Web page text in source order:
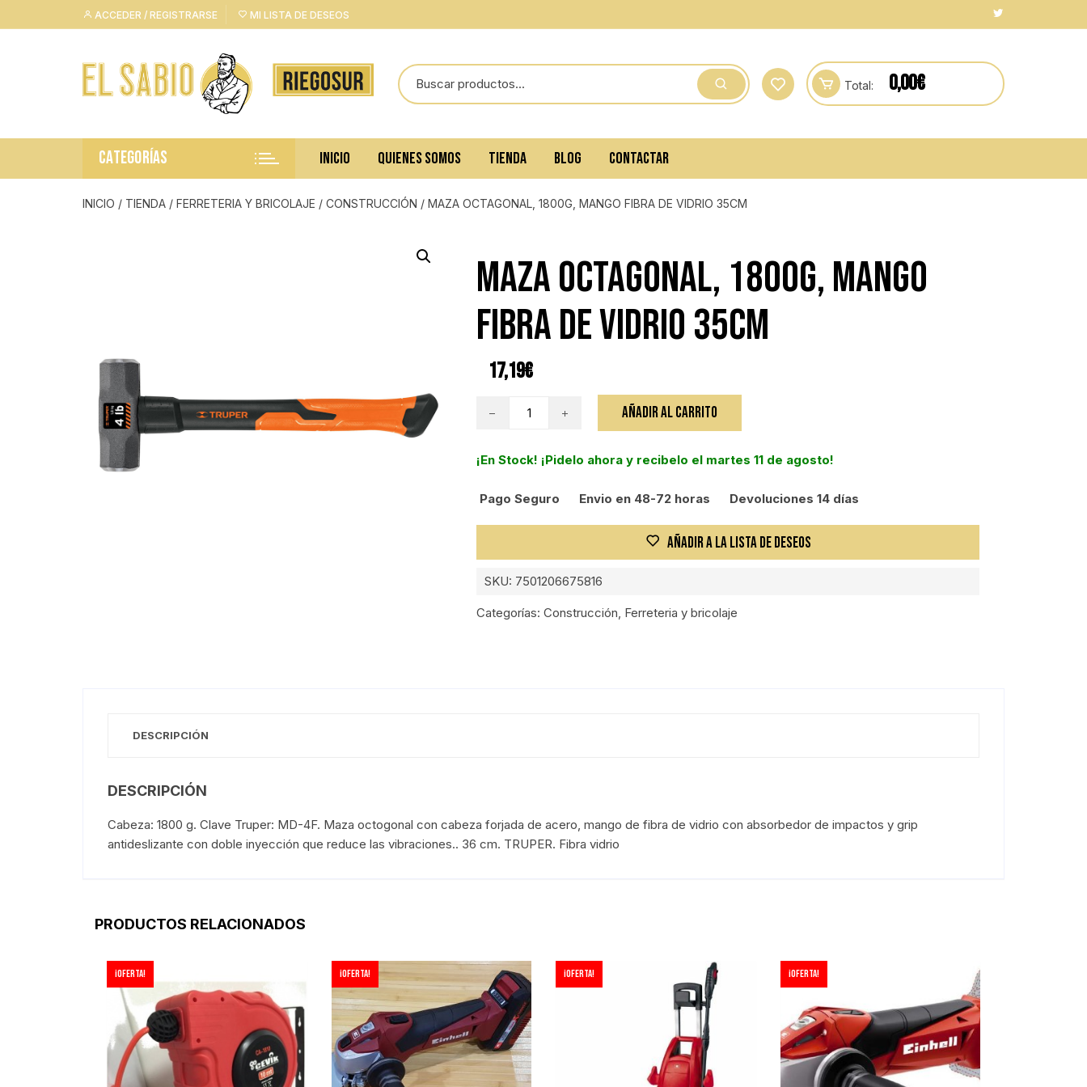
al
ACCEDER / REGISTRARSE MI LISTA DE DESEOS
Total: 0,00€
CATEGORÍAS INICIO QUIENES SOMOS TIENDA BLOG CONTACTAR
INICIO / TIENDA / FERRETERIA Y BRICOLAJE / CONSTRUCCIÓN / MAZA OCTAGONAL, 1800G, MANGO FIBRA DE VIDRIO 35CM
MAZA OCTAGONAL, 1800G, MANGO
FIBRA DE VIDRIO 35CM
17,19€
MAZA
MANGO
DE
VIDRIO
cantidad
AÑADIR AL CARRITO
¡En Stock! ¡Pidelo ahora y recibelo el martes 11 de agosto!
Pago Seguro Envio en 48-72 horas Devoluciones 14 días
AÑADIR A LA LISTA DE DESEOS
SKU: 7501206675816
Categorías: Construcción, Ferreteria y bricolaje
DESCRIPCIÓN
DESCRIPCIÓN
Cabeza: 1800 g. Clave Truper: MD-4F. Maza octogonal con cabeza forjada de acero, mango de fibra de vidrio con absorbedor de impactos y grip
antideslizante con doble inyección que reduce las vibraciones.. 36 cm. TRUPER. Fibra vidrio
PRODUCTOS RELACIONADOS
¡Oferta! ¡Oferta! ¡Oferta! ¡Oferta!